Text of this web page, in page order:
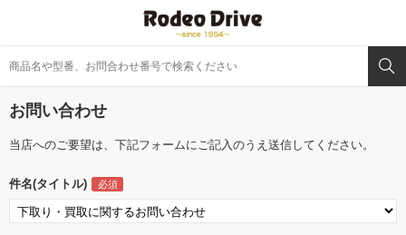
お問い合わせ
当店へのご要望は、下記フォームにご記入のうえ送信してください。
件名(タイトル)